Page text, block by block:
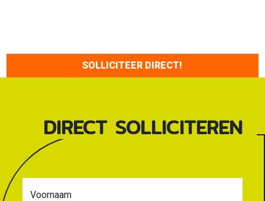
SOLLICITEER DIRECT!
DIRECT SOLLICITEREN
Voornaam